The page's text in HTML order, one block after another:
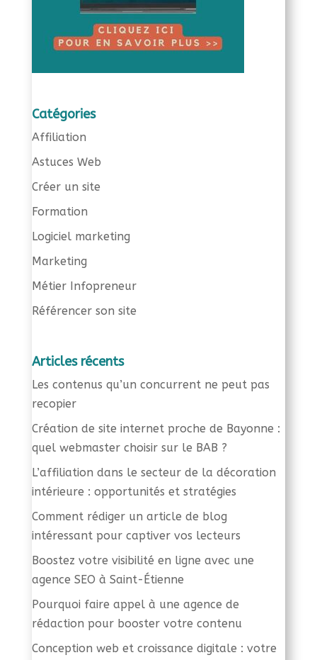
Catégories
Affiliation
Astuces Web
Créer un site
Formation
Logiciel marketing
Marketing
Métier Infopreneur
Référencer son site
Articles récents
Les contenus qu’un concurrent ne peut pas
recopier
Création de site internet proche de Bayonne :
quel webmaster choisir sur le BAB ?
L’affiliation dans le secteur de la décoration
intérieure : opportunités et stratégies
Comment rédiger un article de blog
intéressant pour captiver vos lecteurs
Boostez votre visibilité en ligne avec une
agence SEO à Saint-Étienne
Pourquoi faire appel à une agence de
rédaction pour booster votre contenu
Conception web et croissance digitale : votre